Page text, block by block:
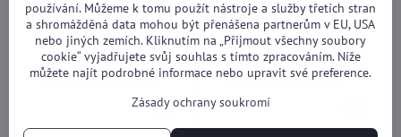
používání. Můžeme k tomu použít nástroje a služby třetích stran
a shromážděná data mohou být přenášena partnerům v EU, USA
nebo jiných zemích. Kliknutím na „Přijmout všechny soubory
cookie“ vyjadřujete svůj souhlas s tímto zpracováním. Níže
můžete najít podrobné informace nebo upravit své preference.
Zásady ochrany soukromí